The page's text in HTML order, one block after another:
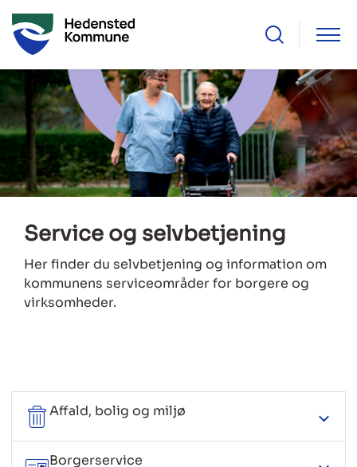
Service og selvbetjening
Her finder du selvbetjening og information om
kommunens serviceområder for borgere og
virksomheder.
Affald, bolig og miljø
Borgerservice